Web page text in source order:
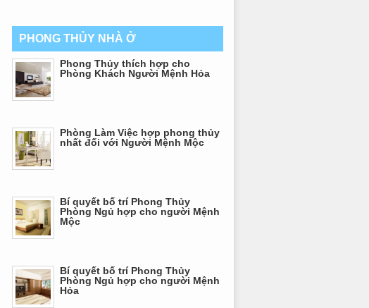
PHONG THỦY NHÀ Ở
Phong Thủy thích hợp cho
Phòng Khách Người Mệnh Hỏa
Phòng Làm Việc hợp phong thủy
nhất đối với Người Mệnh Mộc
Bí quyết bố trí Phong Thủy
Phòng Ngủ hợp cho người Mệnh
Mộc
Bí quyết bố trí Phong Thủy
Phòng Ngủ hợp cho người Mệnh
Hỏa